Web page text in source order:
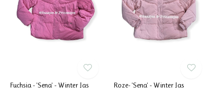
Fuchsia - 'Sena' - Winter Jas
Roze- 'Sena' - Winter Jas